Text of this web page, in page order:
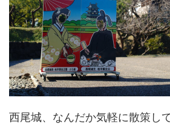
西尾城、なんだか気軽に散策し